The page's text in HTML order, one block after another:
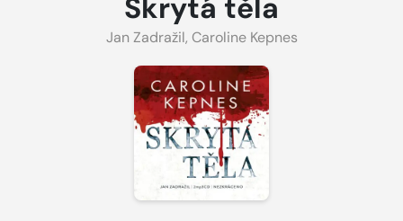
Skrytá těla
Jan Zadražil, Caroline Kepnes